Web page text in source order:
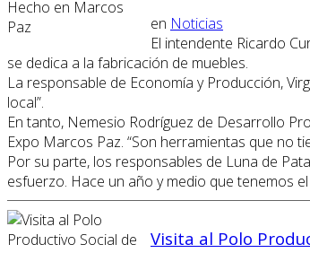
en Noticias
El intendente Ricardo
se dedica a la fabricación de muebles.
La responsable de Economía y Producción,
local”.
En tanto, Nemesio Rodríguez de Desarrollo
Expo Marcos Paz. “Son herramientas que no
Por su parte, los responsables de Luna de
esfuerzo. Hace un año y medio que tenemos
Visita al Polo